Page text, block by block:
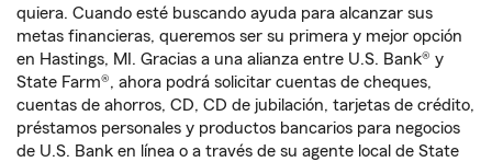
quiera. Cuando esté buscando ayuda para alcanzar sus
metas financieras, queremos ser su primera y mejor opción
en Hastings, MI. Gracias a una alianza entre U.S. Bank® y
State Farm®, ahora podrá solicitar cuentas de cheques,
cuentas de ahorros, CD, CD de jubilación, tarjetas de crédito,
préstamos personales y productos bancarios para negocios
de U.S. Bank en línea o a través de su agente local de State